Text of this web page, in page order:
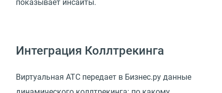
показывает инсайты.
Интеграция Коллтрекинга
Виртуальная АТС передает в Бизнес.ру данные